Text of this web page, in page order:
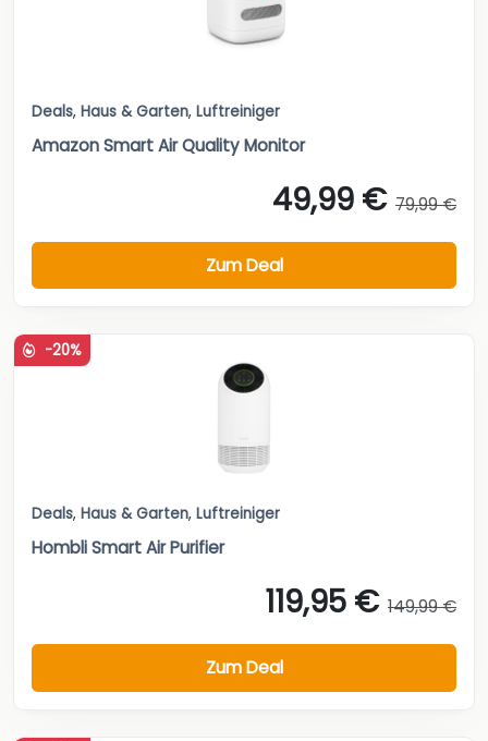
Deals, Haus & Garten, Luftreiniger
Amazon Smart Air Quality Monitor
49,99 € 79,99 €
Zum Deal
-20%
Deals, Haus & Garten, Luftreiniger
Hombli Smart Air Purifier
119,95 € 149,99 €
Zum Deal